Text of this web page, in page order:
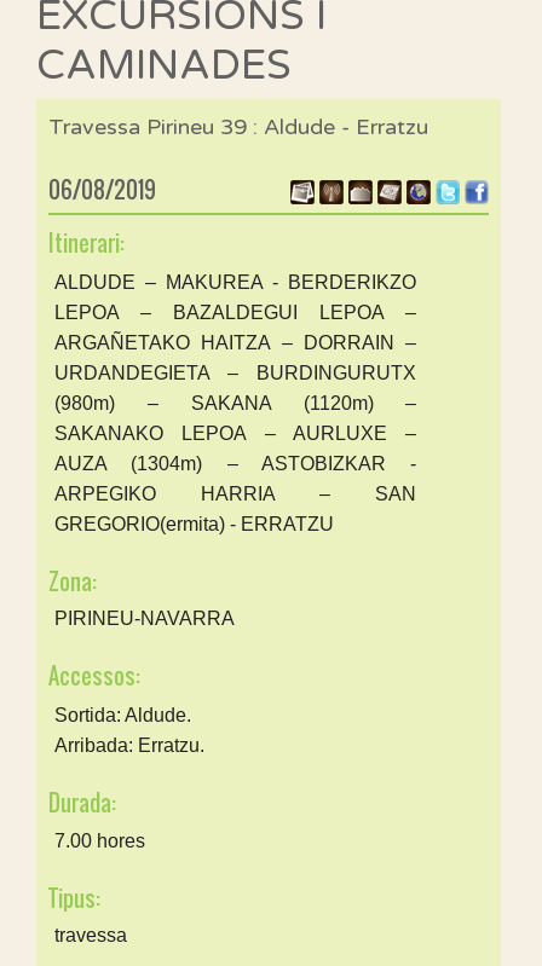
EXCURSIONS I
CAMINADES
Travessa Pirineu 39 : Aldude - Erratzu
06/08/2019
Itinerari:
ALDUDE – MAKUREA - BERDERIKZO
LEPOA – BAZALDEGUI LEPOA –
ARGAÑETAKO HAITZA – DORRAIN –
URDANDEGIETA – BURDINGURUTX
(980m) – SAKANA (1120m) –
SAKANAKO LEPOA – AURLUXE –
AUZA (1304m) – ASTOBIZKAR -
ARPEGIKO HARRIA – SAN
GREGORIO(ermita) - ERRATZU
Zona:
PIRINEU-NAVARRA
Accessos:
Sortida: Aldude.
Arribada: Erratzu.
Durada:
7.00 hores
Tipus:
travessa